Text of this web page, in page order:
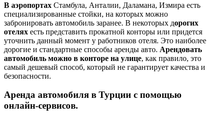
В аэропортах Стамбула, Анталии, Даламана, Измира есть
специализированные стойки, на которых можно
забронировать автомобиль заранее. В некоторых дорогих
отелях есть представить прокатной конторы или придется
уточнить данный момент у работников отеля. Это наиболее
дорогие и стандартные способы аренды авто. Арендовать
автомобиль можно в конторе на улице, как правило, это
самый дешевый способ, который не гарантирует качества и
безопасности.
Аренда автомобиля в Турции с помощью
онлайн-сервисов.